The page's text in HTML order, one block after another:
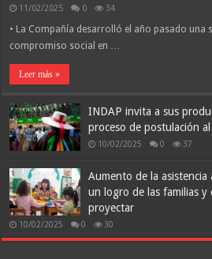
11/02/2025 0 34
• La Compañía desarrolló el año pasado una
compromiso social en …
Leer más »
INDAP invita a sus
proceso de postulación
10/02/2025 0 37
Aumento de la asistencia
un logro de las familias y
proyectar
10/02/2025 0 30